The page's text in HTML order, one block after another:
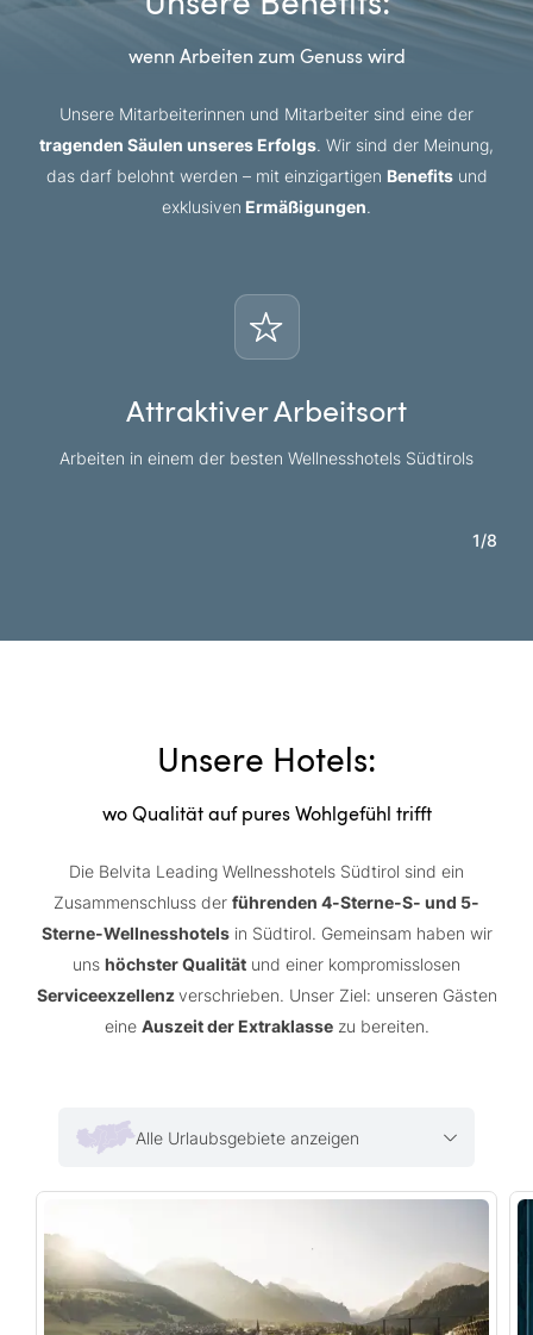
wenn Arbeiten zum Genuss wird
Unsere Mitarbeiterinnen und Mitarbeiter sind eine der
tragenden Säulen unseres Erfolgs. Wir sind der Meinung,
das darf belohnt werden – mit einzigartigen Benefitsund
exklusiven Ermäßigungen.
Attraktiver Arbeitsort
Arbeiten in einem der besten Wellnesshotels Südtirols
1/8
Unsere Hotels:
wo Qualität auf pures Wohlgefühl trifft
Die Belvita Leading Wellnesshotels Südtirol sind ein
Zusammenschluss der führenden 4-Sterne-S- und 5-
Sterne-Wellnesshotelsin Südtirol. Gemeinsam haben wir
uns höchster Qualität und einer kompromisslosen
Serviceexzellenzverschrieben. Unser Ziel: unseren Gästen
eine Auszeit der Extraklassezu bereiten.
Alle Urlaubsgebiete anzeigen